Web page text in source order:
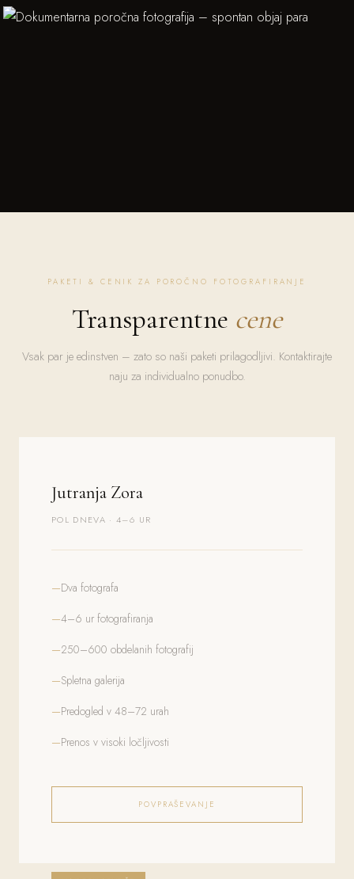
PAKETI & CENIK ZA POROČNO FOTOGRAFIRANJE
Transparentne cene
Vsak par je edinstven – zato so naši paketi prilagodljivi. Kontaktirajte
naju za individualno ponudbo.
Jutranja Zora
POL DNEVA · 4–6 UR
Dva fotografa
4–6 ur fotografiranja
250–600 obdelanih fotografij
Spletna galerija
Predogled v 48–72 urah
Prenos v visoki ločljivosti
POVPRAŠEVANJE